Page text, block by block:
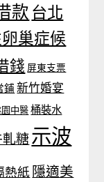
款 台北
巢症候
錢 屏東支票
鋪 新竹婚宴
中醫 桶裝水
軋糖示波
熱紙 隱適美